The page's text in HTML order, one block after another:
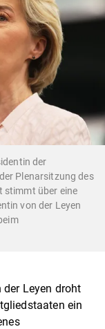
der
Plenarsitzung des
stimmt über eine
von der Leyen
Leyen droht
ein